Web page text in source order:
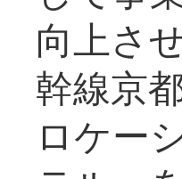
向上さ
幹線京
ロケー